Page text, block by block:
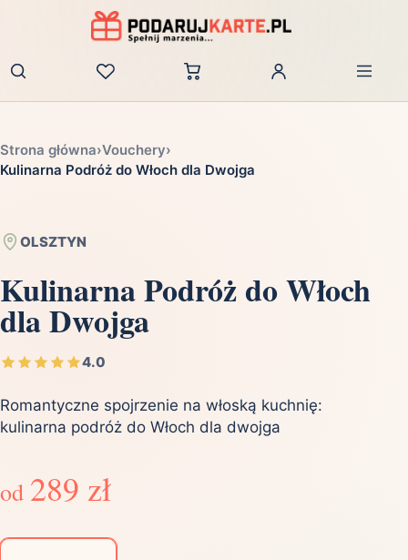
Zaloguj
Strona główna›Vouchery›
Kulinarna Podróż do Włoch dla Dwojga
OLSZTYN
Kulinarna Podróż do Włoch
dla Dwojga
4.0
Romantyczne spojrzenie na włoską kuchnię:
kulinarna podróż do Włoch dla dwojga
od 289 zł